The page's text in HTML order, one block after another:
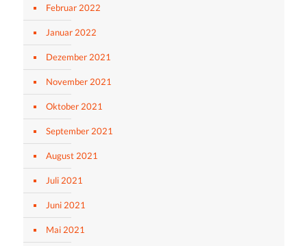
Februar 2022
Januar 2022
Dezember 2021
November 2021
Oktober 2021
September 2021
August 2021
Juli 2021
Juni 2021
Mai 2021